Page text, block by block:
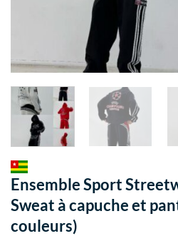
Ensemble Sport
Sweat à capuche et
couleurs)